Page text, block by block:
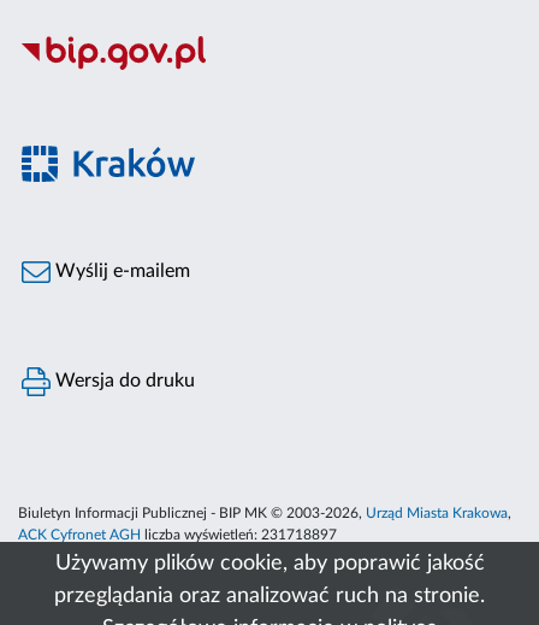
Używamy plików cookie, aby poprawić jakość
przeglądania oraz analizować ruch na stronie.
Wyślij e-mailem
Wersja do druku
Biuletyn Informacji Publicznej - BIP MK © 2003-2026, Urząd Miasta Krakowa,
ACK Cyfronet AGH
liczba wyświetleń: 231718897